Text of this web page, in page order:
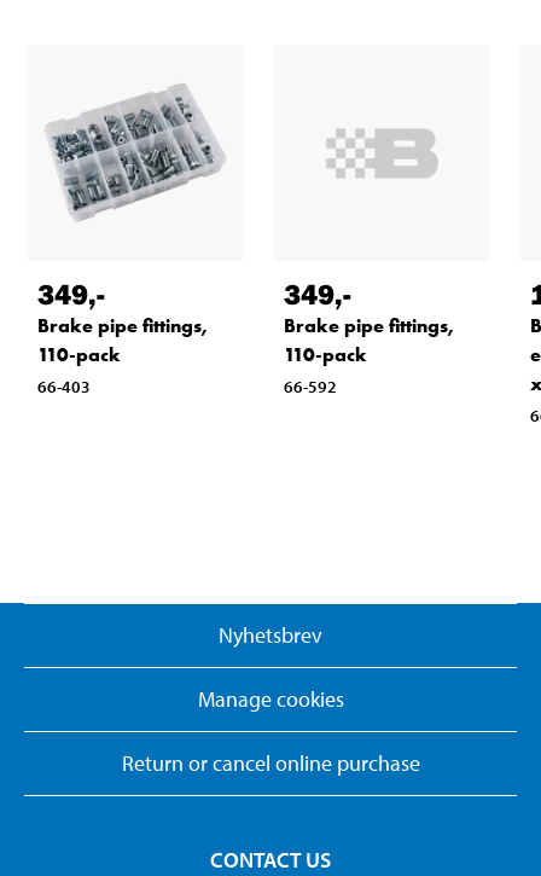
349,-
Brake pipe fittings,
110-pack
66-403
349,-
Brake pipe fittings,
110-pack
66-592
Nyhetsbrev
Manage cookies
Return or cancel online purchase
CONTACT US